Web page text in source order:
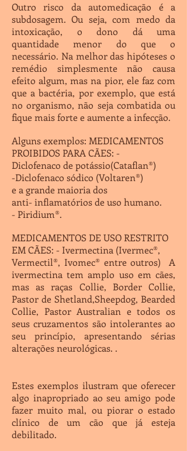
Outro risco da automedicação é a
subdosagem. Ou seja, com medo da
intoxicação, o dono dá uma
quantidade menor do que o
necessário. Na melhor das hipóteses o
remédio simplesmente não causa
efeito algum, mas na pior, ele faz com
que a bactéria, por exemplo, que está
no organismo, não seja combatida ou
fique mais forte e aumente a infecção.
Alguns exemplos: MEDICAMENTOS
PROIBIDOS PARA CÃES: -
Diclofenaco de potássio(Cataflan®)
-Diclofenaco sódico (Voltaren®)
e a grande maioria dos
anti- inflamatórios de uso humano.
- Piridium®.
MEDICAMENTOS DE USO RESTRITO
EM CÃES: - Ivermectina (Ivermec®,
Vermectil®, Ivomec® entre outros) A
ivermectina tem amplo uso em cães,
mas as raças Collie, Border Collie,
Pastor de Shetland,Sheepdog, Bearded
Collie, Pastor Australian e todos os
seus cruzamentos são intolerantes ao
seu princípio, apresentando sérias
alterações neurológicas. .
Estes exemplos ilustram que oferecer
algo inapropriado ao seu amigo pode
fazer muito mal, ou piorar o estado
clínico de um cão que já esteja
debilitado.